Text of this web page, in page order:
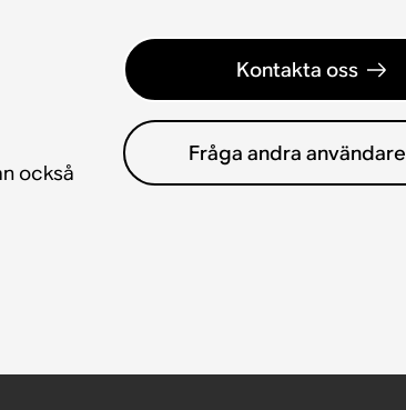
också
Kontakta oss
Fråga andra användare